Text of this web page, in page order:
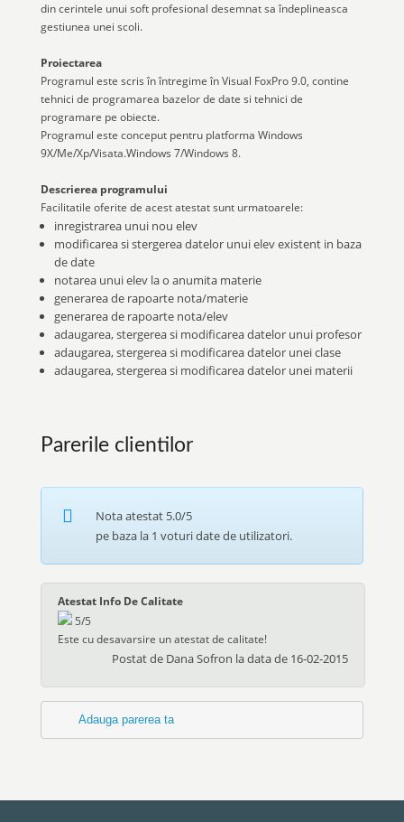
din cerintele unui soft profesional desemnat sa îndeplineasca
gestiunea unei scoli.
Proiectarea
Programul este scris în întregime în Visual FoxPro 9.0, contine
tehnici de programarea bazelor de date si tehnici de
programare pe obiecte.
Programul este conceput pentru platforma Windows
9X/Me/Xp/Visata.Windows 7/Windows 8.
Descrierea programului
Facilitatile oferite de acest atestat sunt urmatoarele:
inregistrarea unui nou elev
modificarea si stergerea datelor unui elev existent in baza
de date
notarea unui elev la o anumita materie
generarea de rapoarte nota/materie
generarea de rapoarte nota/elev
adaugarea, stergerea si modificarea datelor unui profesor
adaugarea, stergerea si modificarea datelor unei clase
adaugarea, stergerea si modificarea datelor unei materii
Parerile clientilor
Nota atestat 5.0/5
pe baza la 1 voturi date de utilizatori.
Atestat Info De Calitate
5/5
Este cu desavarsire un atestat de calitate!
Postat de Dana Sofron la data de 16-02-2015
Adauga parerea ta